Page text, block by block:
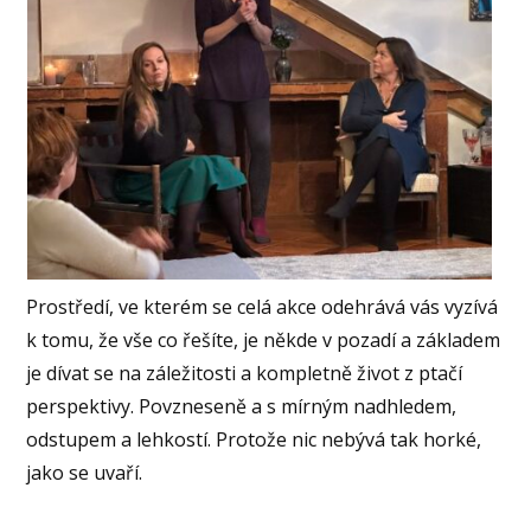
Prostředí, ve kterém se celá akce odehrává vás vyzívá
k tomu, že vše co řešíte, je někde v pozadí a základem
je dívat se na záležitosti a kompletně život z ptačí
perspektivy. Povzneseně a s mírným nadhledem,
odstupem a lehkostí. Protože nic nebývá tak horké,
jako se uvaří.